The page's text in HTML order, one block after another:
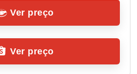
Ver preço
Ver preço